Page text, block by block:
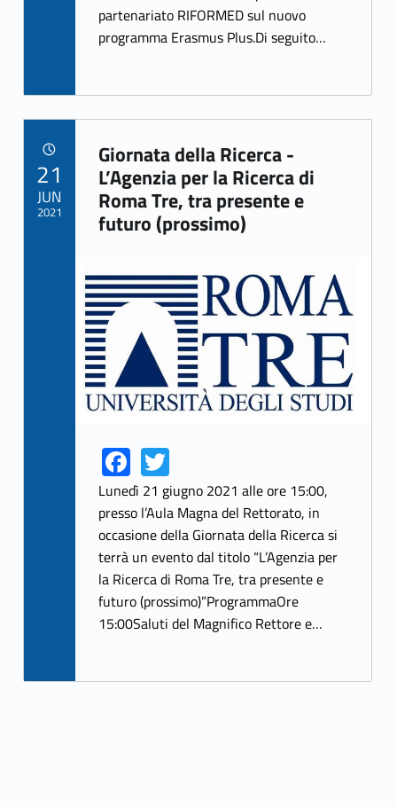
o
k
partenariato RIFORMED sul nuovo
programma Erasmus Plus.Di seguito…
Link identifier archive #link-archive-69160
Giornata della Ricerca -
L’Agenzia per la Ricerca di
Roma Tre, tra presente e
futuro (prossimo)
Link identifier share facebook archive #share-link-archive-38500Fa
ce
b
o
o
k
Link identifier share twitter archive #share-link-archive-36909T
w
itt
er
Lunedì 21 giugno 2021 alle ore 15:00,
presso l’Aula Magna del Rettorato, in
occasione della Giornata della Ricerca si
terrà un evento dal titolo “L’Agenzia per
la Ricerca di Roma Tre, tra presente e
futuro (prossimo)”ProgrammaOre
15:00Saluti del Magnifico Rettore e…
21
JUN
2021